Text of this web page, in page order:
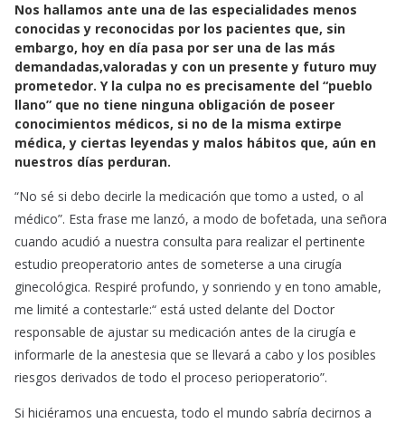
c
e
b
o
o
k
a
t
s
A
p
p
a
i
l
Nos hallamos ante una de las especialidades menos
conocidas y reconocidas por los pacientes que, sin
embargo, hoy en día pasa por ser una de las más
demandadas,valoradas y con un presente y futuro muy
prometedor. Y la culpa no es precisamente del “pueblo
llano” que no tiene ninguna obligación de poseer
conocimientos médicos, si no de la misma extirpe
médica, y ciertas leyendas y malos hábitos que, aún en
nuestros días perduran.
“No sé si debo decirle la medicación que tomo a usted, o al
médico”. Esta frase me lanzó, a modo de bofetada, una señora
cuando acudió a nuestra consulta para realizar el pertinente
estudio preoperatorio antes de someterse a una cirugía
ginecológica. Respiré profundo, y sonriendo y en tono amable,
me limité a contestarle:“ está usted delante del Doctor
responsable de ajustar su medicación antes de la cirugía e
informarle de la anestesia que se llevará a cabo y los posibles
riesgos derivados de todo el proceso perioperatorio”.
Si hiciéramos una encuesta, todo el mundo sabría decirnos a